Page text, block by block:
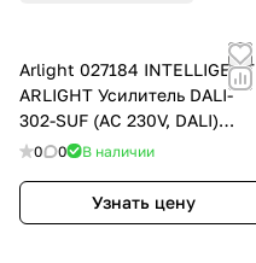
Arlight 027184 INTELLIGENT
ARLIGHT Усилитель DALI-
302-SUF (AC 230V, DALI)
(IARL, Пластик)
0 0 В наличии
Узнать цену